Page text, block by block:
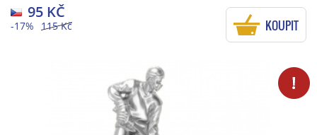
115 Kč
-17%
95 KČ
KOUPIT